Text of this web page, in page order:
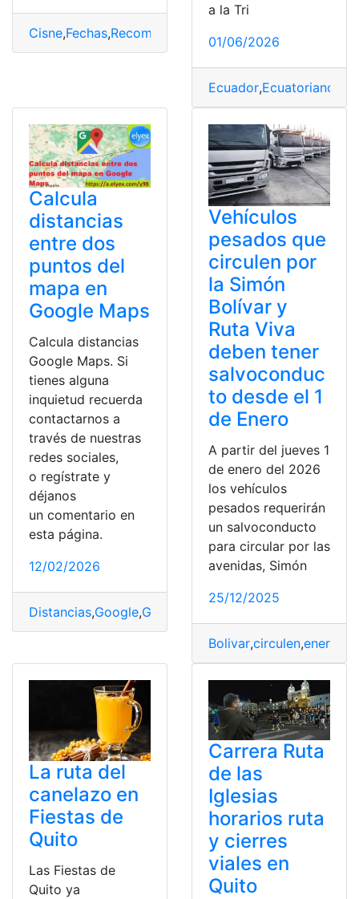
Cisne,Fechas,Recomendaciones romería
a la Tri
01/06/2026
Ecuador,Ecuatoriano
Calcula
distancias
entre dos
puntos del
mapa en
Google Maps
Calcula distancias
Google Maps. Si
tienes alguna
inquietud recuerda
contactarnos a
través de nuestras
redes sociales,
o regístrate y
déjanos
un comentario en
esta página.
12/02/2026
Distancias,Google,Google Maps
Vehículos
pesados que
circulen por
la Simón
Bolívar y
Ruta Viva
deben tener
salvoconduc
to desde el 1
de Enero
A partir del jueves 1
de enero del 2026
los vehículos
pesados requerirán
un salvoconducto
para circular por las
avenidas, Simón
25/12/2025
Bolivar,circulen,enero
La ruta del
canelazo en
Fiestas de
Quito
Las Fiestas de
Quito ya
Carrera Ruta
de las
Iglesias
horarios ruta
y cierres
viales en
Quito